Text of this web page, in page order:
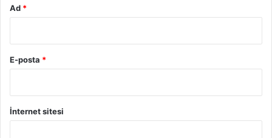
Ad *
E-posta *
İnternet sitesi